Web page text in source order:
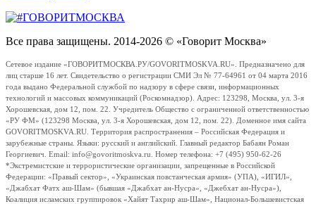
Все права защищены. 2014-2026 © «Говорит Москва»
Сетевое издание «ГОВОРИТМОСКВА.РУ/GOVORITMOSKVA.RU». Предназначено для
лиц старше 16 лет. Свидетельство о регистрации СМИ Эл № 77-64961 от 04 марта 2016
года выдано Федеральной службой по надзору в сфере связи, информационных
технологий и массовых коммуникаций (Роскомнадзор). Адрес: 123298, Москва, ул. 3-я
Хорошевская, дом 12, пом. 22. Учредитель Общество с ограниченной ответственностью
«РУ ФМ» (123298 Москва, ул. 3-я Хорошевская, дом 12, пом. 22). Доменное имя сайта
GOVORITMOSKVA.RU. Территория распространения – Российская Федерация и
зарубежные страны. Языки: русский и английский. Главный редактор Бабаян Роман
Георгиевич. Email: info@govoritmoskva.ru. Номер телефона: +7 (495) 950-62-26
*Экстремистские и террористические организации, запрещенные в Российской
Федерации: «Правый сектор», «Украинская повстанческая армия» (УПА), «ИГИЛ»,
«Джабхат Фатх аш-Шам» (бывшая «Джабхат ан-Нусра», «Джебхат ан-Нусра»),
Коалиция исламских группировок «Хайят Тахрир аш-Шам», Национал-Большевистская